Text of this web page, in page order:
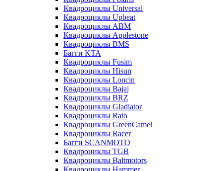
Квадроциклы Universal
Квадроциклы Upbeat
Квадроциклы ABM
Квадроциклы Applestone
Квадроциклы BMS
Багги KTA
Квадроциклы Fusim
Квадроциклы Hisun
Квадроциклы Loncin
Квадроциклы Bajaj
Квадроциклы BRZ
Квадроциклы Gladiator
Квадроциклы Rato
Квадроциклы GreenCamel
Квадроциклы Racer
Багги SCANMOTO
Квадроциклы TGB
Квадроциклы Baltmotors
Квадроциклы Hammer